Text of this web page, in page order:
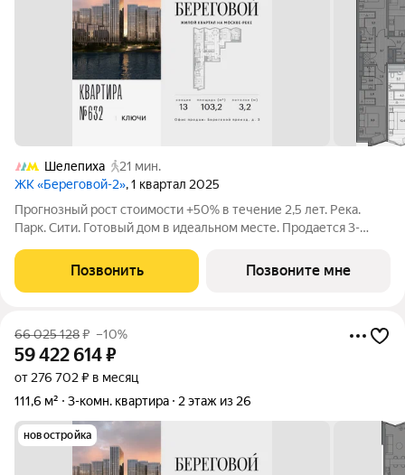
Шелепиха
21 мин.
ЖК «Береговой-2», 1 квартал 2025
Прогнозный рост стоимости +50% в течение 2,5 лет. Река.
Парк. Сити. Готовый дом в идеальном месте. Продается 3-
и видом на закрытый парковый двор. Береговой - квартал-
курорт в центре столицы.
Позвонить Позвоните мне
66 025 128₽ –10%
59 422 614₽
от 276 702 ₽ в месяц
111,6 м²
3-комн. квартира 2 этаж из 26
новостройка